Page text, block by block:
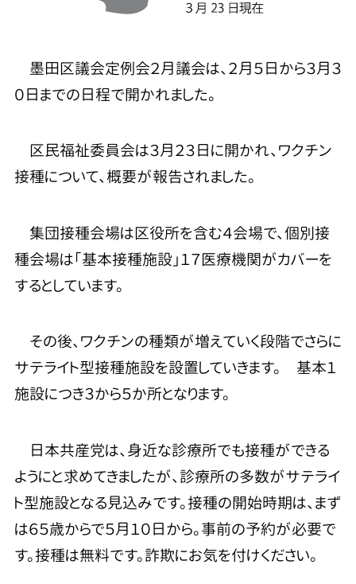
墨田区議会定例会２月議会は、２月５日から３月３
０日までの日程で開かれました。
区民福祉委員会は３月２３日に開かれ、ワクチン
接種について、概要が報告されました。
集団接種会場は区役所を含む４会場で、個別接
種会場は「基本接種施設」１７医療機関がカバーを
するとしています。
その後、ワクチンの種類が増えていく段階でさらに
サテライト型接種施設を設置していきます。 基本１
施設につき３から５か所となります。
日本共産党は、身近な診療所でも接種ができる
ようにと求めてきましたが、診療所の多数がサテライ
ト型施設となる見込みです。接種の開始時期は、まず
は６５歳からで５月１０日から。事前の予約が必要で
す。接種は無料です。詐欺にお気を付けください。